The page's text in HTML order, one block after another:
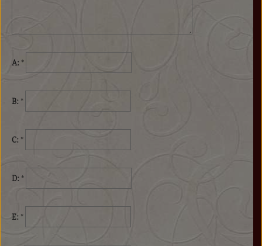
A: *
B: *
C: *
D: *
E: *